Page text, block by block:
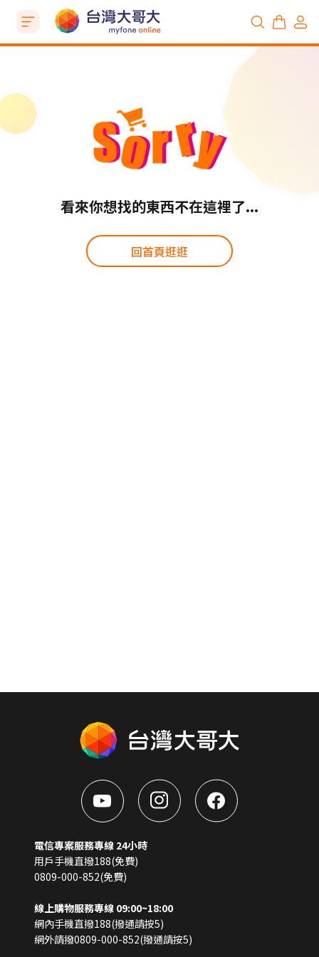
看來你想找的東西不在這裡了...
回首頁逛逛
電信專案服務專線 24小時
用戶手機直撥188(免費)
0809-000-852(免費)
線上購物服務專線 09:00~18:00
網內手機直撥188(撥通請按5)
網外請撥0809-000-852(撥通請按5)